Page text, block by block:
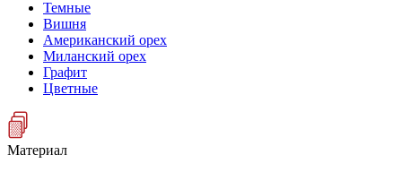
Темные
Вишня
Американский орех
Миланский орех
Графит
Цветные
Материал